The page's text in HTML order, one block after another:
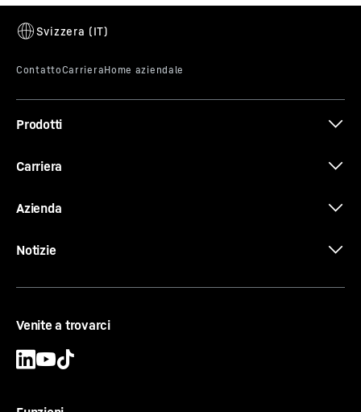
Prodotti
Carriera
Azienda
Notizie
Venite a trovarci